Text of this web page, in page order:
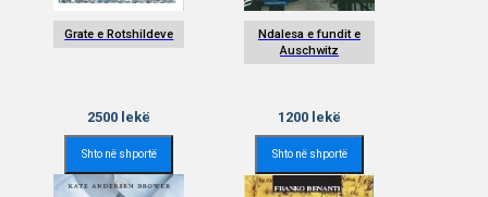
Grate e Rotshildeve
2500 lekë
Shto në shportë
Ndalesa e fundit e
Auschwitz
1200 lekë
Shto në shportë